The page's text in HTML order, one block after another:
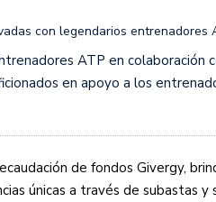
el Clausura: las diez cosas que
con legendarios entrenadores
ATP en colaboración
en apoyo a los
de fondos Givergy,
únicas a través de subastas y